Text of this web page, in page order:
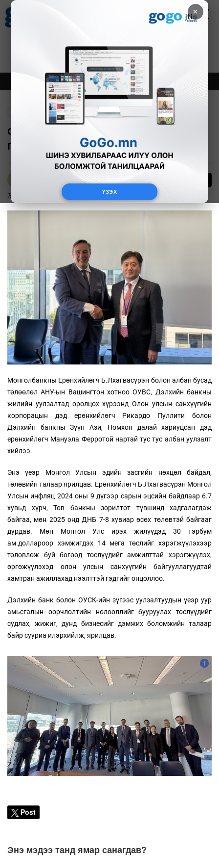
×
ҮЗЭХ
Зурхай
8.08
Онцлох Шинэ
ОУСК-ийн дэд дэргүүн Рикардо
Пуллититэй уулзлаа
Эдийн засаг 2024-10-31
Монголбанкны Ерөнхийлөгч Б.Лхагвасүрэн болон албан бусад
төлөөлөл АНУ-ын Вашингтон хотноо ОУВС, Дэлхийн банкны
жилийн уулзалтад оролцох хүрээнд Олон улсын санхүүгийн
корпорацын дэд ерөнхийлөгч Рикардо Пуллити болон
Дэлхийн банкны Зүүн Ази, Номхон далай хариуцсан дэд
ерөнхийлөгч Мануэла Ферротой нартай тус тус албан уулзалт
хийлээ.
Энэ үеэр Монгол Улсын эдийн засгийн нөхцөл байдал,
төлөвийн талаар ярилцав. Ерөнхийлөгч Б.Лхагвасүрэн Монгол
Улсын инфляц 2024 оны 9 дүгээр сарын эцсийн байдлаар 6.7
хувьд хүрч, Төв банкны зорилтот түвшинд хадгалагдаж
байгаа, мөн 2025 онд ДНБ 7-8 хувиар өсөх төлөвтэй байгааг
дурдав. Мөн Монгол Улс ирэх жилүүдэд 30 тэрбум
ам.доллароор хэмжигдэх 14 мега төслийг хэрэгжүүлэхээр
төлөвлөж буй бөгөөд төслүүдийг амжилттай хэрэгжүүлэх,
өргөжүүлэхэд олон улсын санхүүгийн байгууллагуудтай
хамтран ажиллахад нээлттэй гэдгийг онцоллоо.
Дэлхийн банк болон ОУСК-ийн зүгээс уулзалтуудын үеэр уур
амьсгалын өөрчлөлтийн нөлөөллийг бууруулах төслүүдийг
судлах, жижиг, дунд бизнесийг дэмжих боломжийн талаар
байр сууриа илэрхийлж, ярилцав.
Post
Энэ мэдээ танд ямар санагдав?